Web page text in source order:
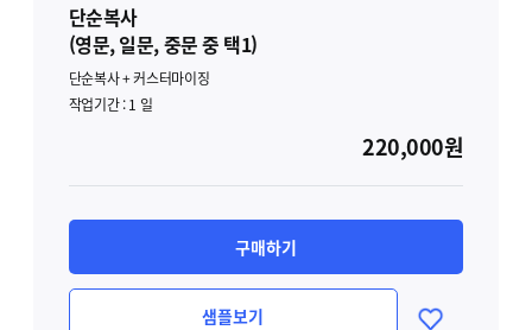
단순복사
(영문, 일문, 중문 중 택1)
단순복사 + 커스터마이징
작업기간 :1 일
220,000원
구매하기
샘플보기